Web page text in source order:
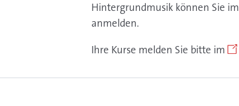
Hintergrundmusik können Sie im
anmelden.
Ihre Kurse melden Sie bitte im